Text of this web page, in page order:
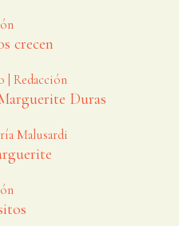
crecen
| Redacción
Duras
Malusardi